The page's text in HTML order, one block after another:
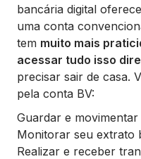
bancária digital
uma conta
tem muito mais
acessar tudo isso
precisar sair de casa.
pela conta BV:
Guardar e
Monitorar seu extrato
Realizar e receber